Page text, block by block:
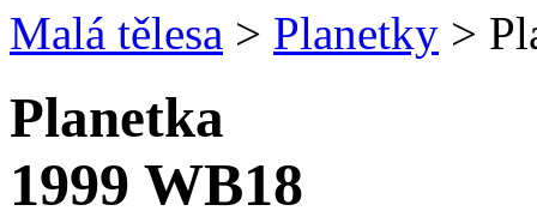
Malá tělesa > Planetky >
Planetka
1999 WB18